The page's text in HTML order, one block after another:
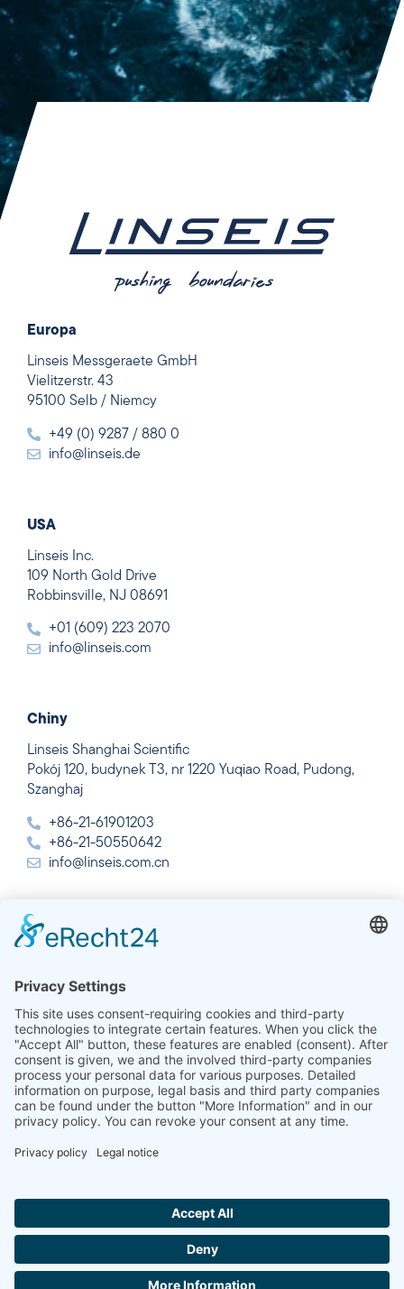
Europa
Linseis Messgeraete GmbH
Vielitzerstr. 43
95100 Selb / Niemcy
+49 (0) 9287 / 880 0
info@linseis.de
USA
Linseis Inc.
109 North Gold Drive
Robbinsville, NJ 08691
+01 (609) 223 2070
info@linseis.com
Chiny
Linseis Shanghai Scientific
Pokój 120, budynek T3, nr 1220 Yuqiao Road, Pudong,
Szanghaj
+86-21-61901203
+86-21-50550642
info@linseis.com.cn
Indie
Plot 65, 2nd Floor, Sai Enclave,
+91-11-42883851
sales@linseis.in
NEWSLETTER
FIRMANADRUKOCHRONA
DANYCH
SKONTAKTUJ
SIĘ Z NAMI
GTC
Hallo ich bin LINAI! Wie kann ich dir